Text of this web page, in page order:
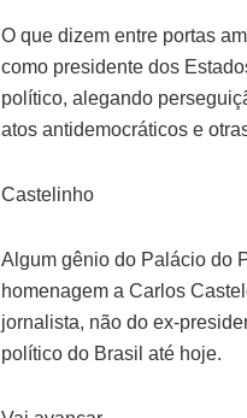
O que dizem entre portas
como presidente dos
político, alegando
atos antidemocráticos e
Castelinho
Algum gênio do Palácio do
homenagem a Carlos
jornalista, não do ex-
político do Brasil até hoje.